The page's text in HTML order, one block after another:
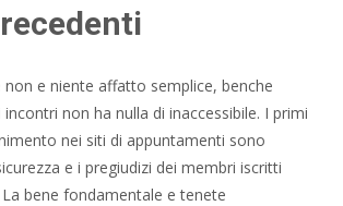
non e niente affatto semplice, benche
non ha nulla di inaccessibile. I primi
nei siti di appuntamenti sono
e i pregiudizi dei membri iscritti
bene fondamentale e tenete